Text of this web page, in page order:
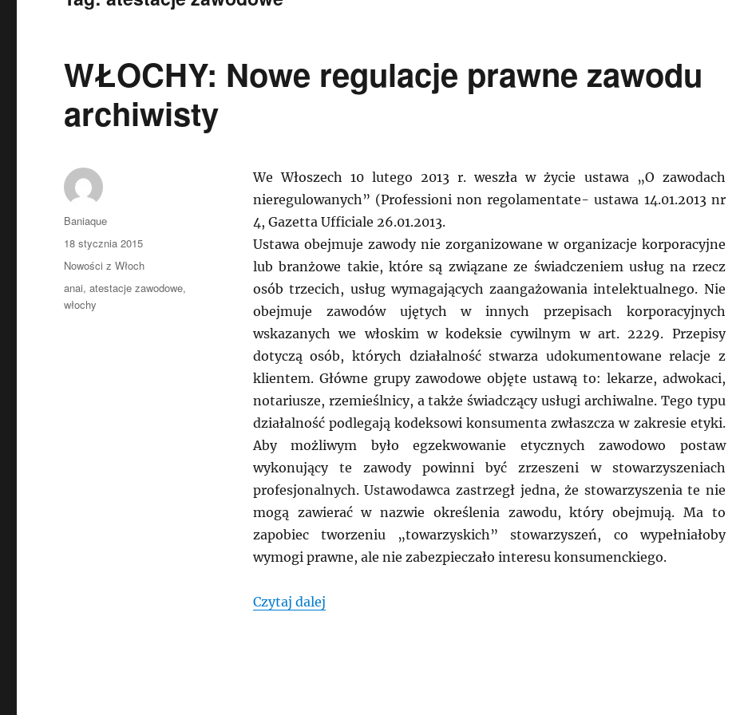
WŁOCHY: Nowe regulacje prawne zawodu
archiwisty
We Włoszech 10 lutego 2013 r. weszła w życie ustawa „O zawodach
nieregulowanych” (Professioni non regolamentate- ustawa 14.01.2013 nr
4, Gazetta Ufficiale 26.01.2013.
Ustawa obejmuje zawody nie zorganizowane w organizacje korporacyjne
lub branżowe takie, które są związane ze świadczeniem usług na rzecz
osób trzecich, usług wymagających zaangażowania intelektualnego. Nie
obejmuje zawodów ujętych w innych przepisach korporacyjnych
wskazanych we włoskim w kodeksie cywilnym w art. 2229. Przepisy
dotyczą osób, których działalność stwarza udokumentowane relacje z
klientem. Główne grupy zawodowe objęte ustawą to: lekarze, adwokaci,
notariusze, rzemieślnicy, a także świadczący usługi archiwalne. Tego typu
działalność podlegają kodeksowi konsumenta zwłaszcza w zakresie etyki.
Aby możliwym było egzekwowanie etycznych zawodowo postaw
wykonujący te zawody powinni być zrzeszeni w stowarzyszeniach
profesjonalnych. Ustawodawca zastrzegł jedna, że stowarzyszenia te nie
mogą zawierać w nazwie określenia zawodu, który obejmują. Ma to
zapobiec tworzeniu „towarzyskich” stowarzyszeń, co wypełniałoby
wymogi prawne, ale nie zabezpieczało interesu konsumenckiego.
Czytaj dalej„WŁOCHY: Nowe regulacje prawne zawodu archiwisty”
Autor
Baniaque
Data
publikacji
18 stycznia 2015
Kategorie
Nowości z Włoch
Tagi
anai,atestacje zawodowe,
włochy